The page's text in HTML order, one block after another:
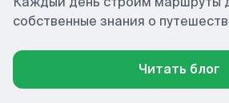
собственные знания о
Читать блог